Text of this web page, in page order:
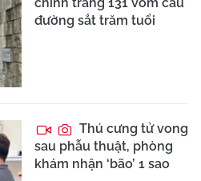
đường sắt trăm tuổi
Thú cưng tử vong
sau phẫu thuật, phòng
khám nhận ‘bão’ 1 sao